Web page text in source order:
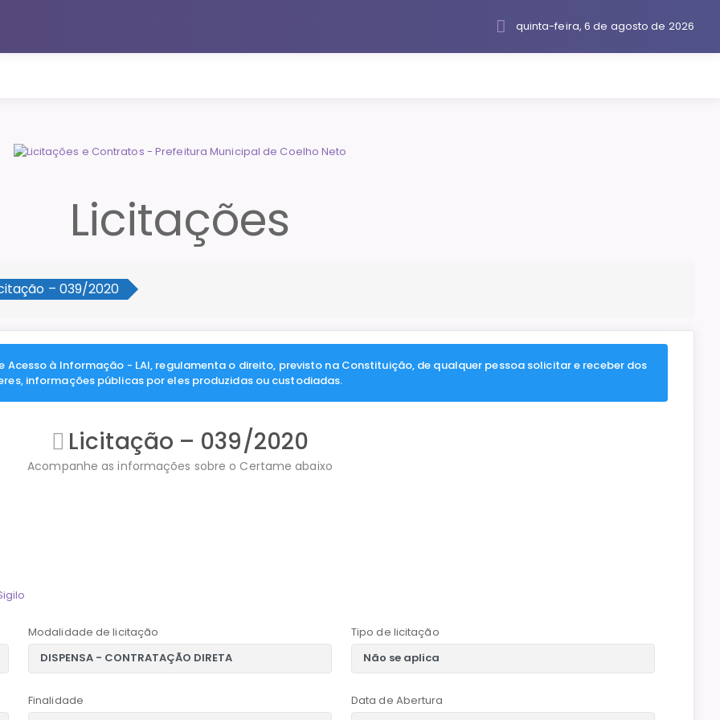
quinta-feira, 6 de agosto de 2026
Licitações
– 039/2020
Acesso à Informação - LAI, regulamenta o direito, previsto na Constituição, de qualquer pessoa solicitar e receber dos
informações públicas por eles produzidas ou custodiadas.
Licitação – 039/2020
Acompanhe as informações sobre o Certame abaixo
Modalidade de licitação Tipo de licitação
Finalidade Data de Abertura